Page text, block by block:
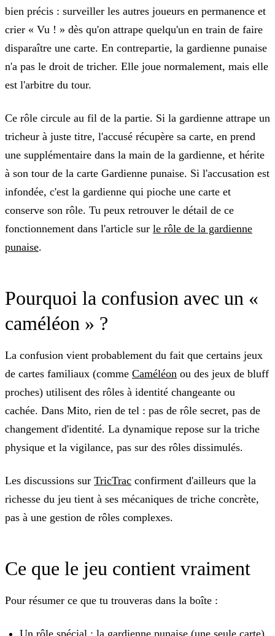
bien précis : surveiller les autres joueurs en permanence et
crier « Vu ! » dès qu'on attrape quelqu'un en train de faire
disparaître une carte. En contrepartie, la gardienne punaise
n'a pas le droit de tricher. Elle joue normalement, mais elle
est l'arbitre du tour.
Ce rôle circule au fil de la partie. Si la gardienne attrape un
tricheur à juste titre, l'accusé récupère sa carte, en prend
une supplémentaire dans la main de la gardienne, et hérite
à son tour de la carte Gardienne punaise. Si l'accusation est
infondée, c'est la gardienne qui pioche une carte et
conserve son rôle. Tu peux retrouver le détail de ce
fonctionnement dans l'article sur le rôle de la gardienne
punaise.
Pourquoi la confusion avec un «
caméléon » ?
La confusion vient probablement du fait que certains jeux
de cartes familiaux (comme Caméléon ou des jeux de bluff
proches) utilisent des rôles à identité changeante ou
cachée. Dans Mito, rien de tel : pas de rôle secret, pas de
changement d'identité. La dynamique repose sur la triche
physique et la vigilance, pas sur des rôles dissimulés.
Les discussions sur TricTrac confirment d'ailleurs que la
richesse du jeu tient à ses mécaniques de triche concrète,
pas à une gestion de rôles complexes.
Ce que le jeu contient vraiment
Pour résumer ce que tu trouveras dans la boîte :